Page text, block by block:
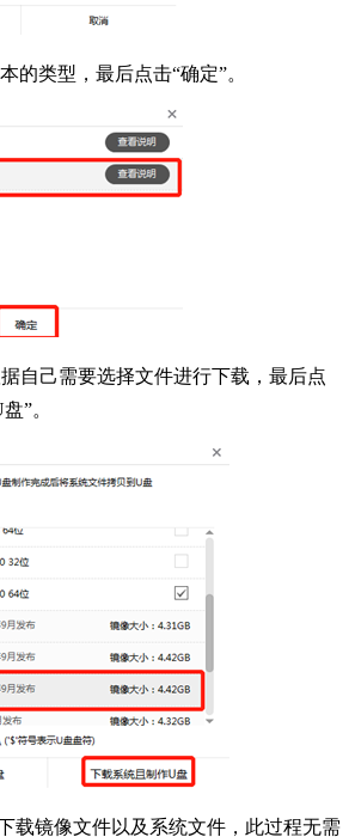
的类型，最后点击“确定”。
自己需要选择文件进行下载，最后点
”。
载镜像文件以及系统文件，此过程无需